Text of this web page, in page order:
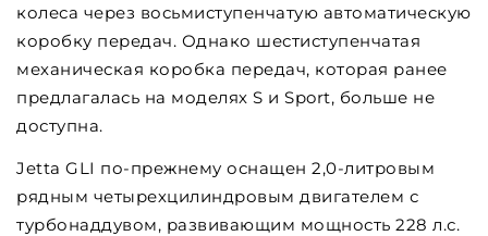
колеса через восьмиступенчатую автоматическую
коробку передач. Однако шестиступенчатая
механическая коробка передач, которая ранее
предлагалась на моделях S и Sport, больше не
доступна.
Jetta GLI по-прежнему оснащен 2,0-литровым
рядным четырехцилиндровым двигателем с
турбонаддувом, развивающим мощность 228 л.с.